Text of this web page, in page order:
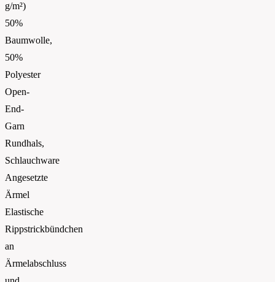
g/m²)
50%
Baumwolle,
50%
Polyester
Open-
End-
Garn
Rundhals,
Schlauchware
Angesetzte
Ärmel
Elastische
Rippstrickbündchen
an
Ärmelabschluss